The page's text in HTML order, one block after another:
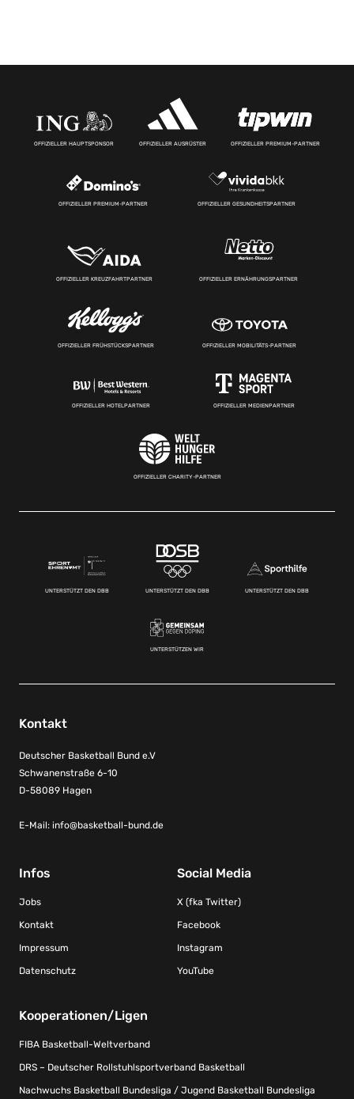
OFFIZIELLER HAUPTSPONSOR OFFIZIELLER AUSRÜSTER OFFIZIELLER PREMIUM-PARTNER
OFFIZIELLER PREMIUM-PARTNER OFFIZIELLER GESUNDHEITSPARTNER
OFFIZIELLER KREUZFAHRTPARTNER OFFIZIELLER ERNÄHRUNGSPARTNER
OFFIZIELLER FRÜHSTÜCKSPARTNER OFFIZIELLER MOBILITÄTS-PARTNER
OFFIZIELLER HOTELPARTNER OFFIZIELLER MEDIENPARTNER
OFFIZIELLER CHARITY-PARTNER
UNTERSTÜTZT DEN DBB UNTERSTÜTZT DEN DBB UNTERSTÜTZT DEN DBB
UNTERSTÜTZEN WIR
Kontakt
Deutscher Basketball Bund e.V
Schwanenstraße 6-10
D-58089 Hagen
E-Mail: info@basketball-bund.de
Infos
Jobs
Kontakt
Impressum
Datenschutz
Social Media
X (fka Twitter)
Facebook
Instagram
YouTube
Kooperationen/Ligen
FIBA Basketball-Weltverband
DRS – Deutscher Rollstuhlsportverband Basketball
Nachwuchs Basketball Bundesliga / Jugend Basketball Bundesliga